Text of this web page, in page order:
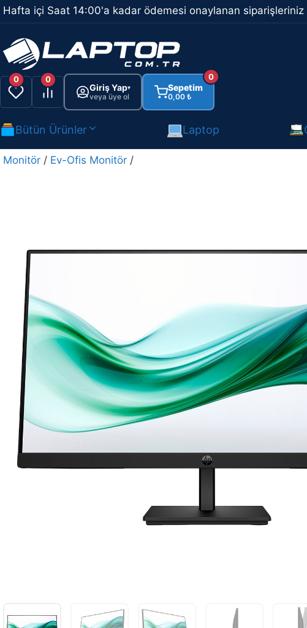
İçeriğe
atla
Hafta içi Saat 14:00'a kadar ödemesi onaylanan siparişleriniz
0 0
Giriş Yap▾
veya üye ol
Sepetim
0,00 ₺
0
Bütün Ürünler Laptop
Monitör / Ev-Ofis Monitör /